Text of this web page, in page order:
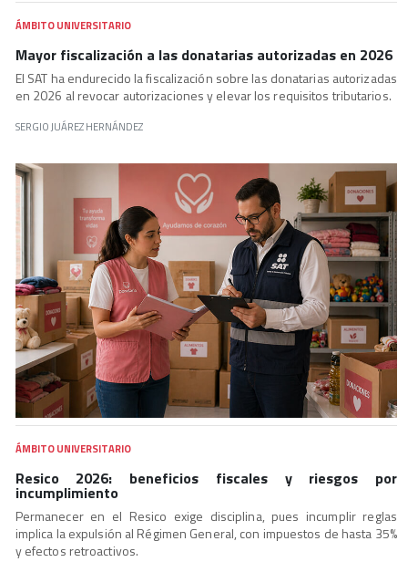
ÁMBITO UNIVERSITARIO
Mayor fiscalización a las donatarias autorizadas en 2026
El SAT ha endurecido la fiscalización sobre las donatarias autorizadas
en 2026 al revocar autorizaciones y elevar los requisitos tributarios.
SERGIO JUÁREZ HERNÁNDEZ
ÁMBITO UNIVERSITARIO
Resico 2026: beneficios fiscales y riesgos por
incumplimiento
Permanecer en el Resico exige disciplina, pues incumplir reglas
implica la expulsión al Régimen General, con impuestos de hasta 35%
y efectos retroactivos.